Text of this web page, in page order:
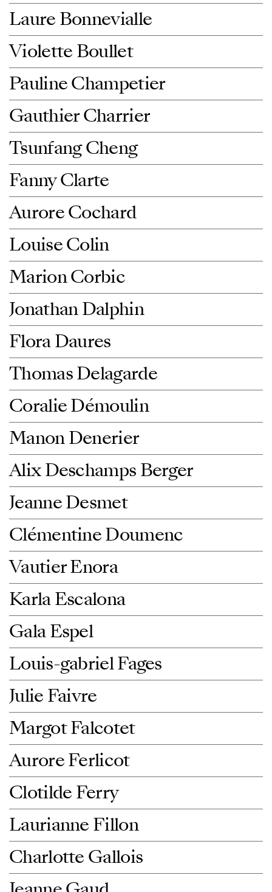
Laure Bonnevialle
Violette Boullet
Pauline Champetier
Gauthier Charrier
Tsunfang Cheng
Fanny Clarte
Aurore Cochard
Louise Colin
Marion Corbic
Jonathan Dalphin
Flora Daures
Thomas Delagarde
Coralie Démoulin
Manon Denerier
Alix Deschamps Berger
Jeanne Desmet
Clémentine Doumenc
Vautier Enora
Karla Escalona
Gala Espel
Louis-gabriel Fages
Julie Faivre
Margot Falcotet
Aurore Ferlicot
Clotilde Ferry
Laurianne Fillon
Charlotte Gallois